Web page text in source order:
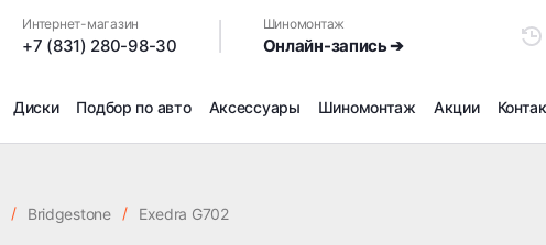
Интернет-магазин
+7 (831) 280-98-30
Шиномонтаж
Онлайн-запись ➔
Диски Подбор по авто Аксессуары Шиномонтаж Акции
/ Bridgestone / Exedra G702